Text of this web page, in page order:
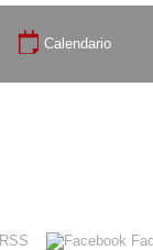
Calendario
RSS